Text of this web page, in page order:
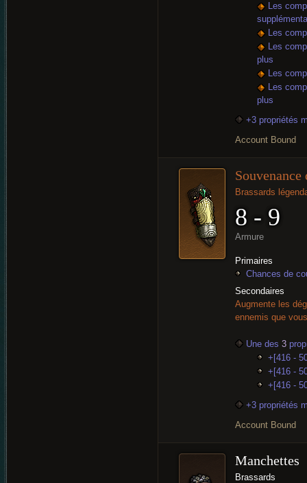
Les
Les
Les
plus
Les
Les
plus
+3 propriétés
Account Bound
Souvenance
Brassards
8 - 9
Armure
Primaires
Chances de
Secondaires
Augmente les
ennemis que
Une des 3
+[416 -
+[416 -
+[416 -
+3 propriétés
Account Bound
Manchettes
Brassards